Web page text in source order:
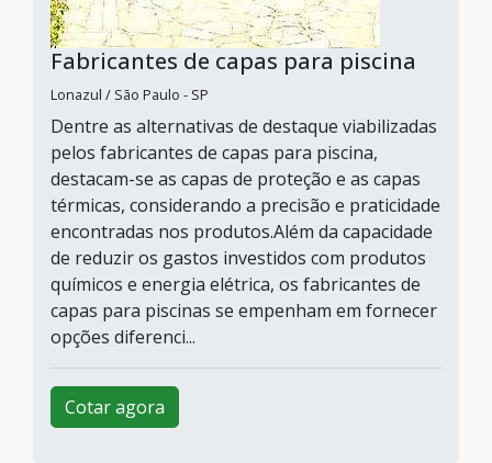
Fabricantes de capas para piscina
Lonazul / São Paulo - SP
Dentre as alternativas de destaque viabilizadas
pelos fabricantes de capas para piscina,
destacam-se as capas de proteção e as capas
térmicas, considerando a precisão e praticidade
encontradas nos produtos.Além da capacidade
de reduzir os gastos investidos com produtos
químicos e energia elétrica, os fabricantes de
capas para piscinas se empenham em fornecer
opções diferenci...
Cotar agora